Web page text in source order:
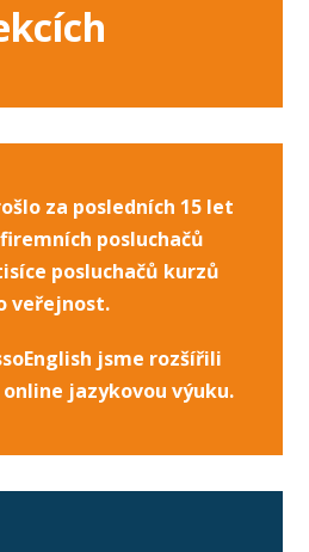
za posledních 15 let
posluchačů
posluchačů kurzů
veřejnost.
jsme rozšířili
jazykovou výuku.